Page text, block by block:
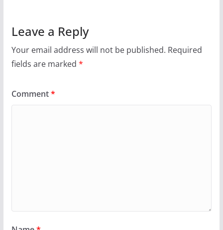
Leave a Reply
Your email address will not be published. Required
fields are marked *
Comment*